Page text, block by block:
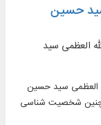
حسین
آیت‌ الله العظمی سید
آیت‌ الله العظمی سید حسین
شخصیت‌ شناسی